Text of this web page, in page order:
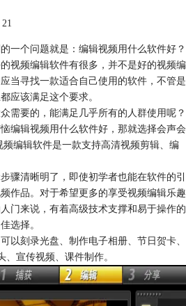
一个问题就是：编辑视频用什么软件好？
视频编辑软件有很多，并不是好的视频编
当寻找一款适合自己使用的软件，不管是
应该满足这个要求。
需要的，能满足几乎所有的人群使用呢？
编辑视频用什么软件好，那就选择会声会
编辑软件是一款支持高清视频剪辑、编
骤清晰明了，即使初学者也能在软件的引
作品。对于希望更多的享受视频编辑乐趣
门来说，有着高级技术支撑和易于操作的
选择。
以刻录光盘、制作电子相册、节日贺卡、
宣传视频、课件制作。